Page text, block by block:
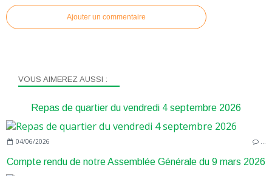
Ajouter un commentaire
VOUS AIMEREZ AUSSI :
Repas de quartier du vendredi 4 septembre 2026
04/06/2026
Compte rendu de notre Assemblée Générale du 9 mars 2026